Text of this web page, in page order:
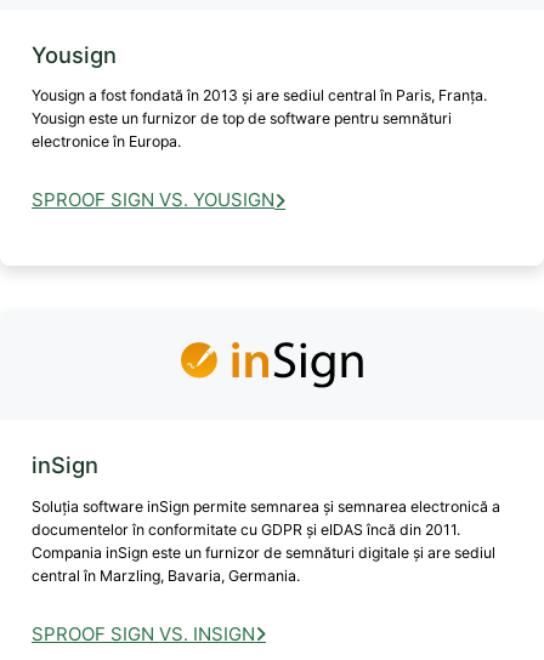
Yousign
Yousign a fost fondată în 2013 și are sediul central în Paris, Franța.
Yousign este un furnizor de top de software pentru semnături
electronice în Europa.
SPROOF SIGN VS. YOUSIGN
inSign
Soluția software inSign permite semnarea și semnarea electronică a
documentelor în conformitate cu GDPR și eIDAS încă din 2011.
Compania inSign este un furnizor de semnături digitale și are sediul
central în Marzling, Bavaria, Germania.
SPROOF SIGN VS. INSIGN